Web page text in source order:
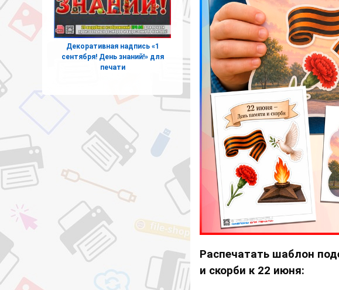
Распечатать шаблон
и скорби к 22 июня:
Декоративная надпись «1
сентября! День знаний!» для
печати